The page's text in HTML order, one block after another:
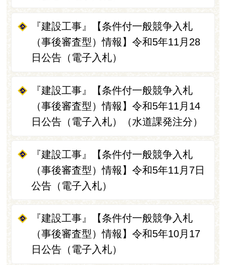
『建設工事』【条件付一般競争入札
（事後審査型）情報】令和5年11月28
日公告（電子入札）
『建設工事』【条件付一般競争入札
（事後審査型）情報】令和5年11月14
日公告（電子入札）（水道課発注分）
『建設工事』【条件付一般競争入札
（事後審査型）情報】令和5年11月7日
公告（電子入札）
『建設工事』【条件付一般競争入札
（事後審査型）情報】令和5年10月17
日公告（電子入札）